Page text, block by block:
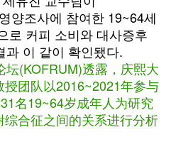
양조사에 참여한 19~64세
로 커피 소비와 대사증후
과 이 같이 확인됐다.
(KOFRUM)透露，庆熙大
团队以2016~2021年参与
名19~64岁成年人为研究
合征之间的关系进行分析